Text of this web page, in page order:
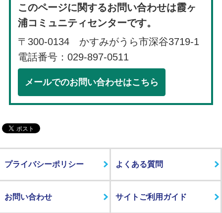
このページに関するお問い合わせは霞ヶ
浦コミュニティセンターです。
〒300-0134 かすみがうら市深谷3719-1
電話番号：029-897-0511
メールでのお問い合わせはこちら
プライバシーポリシー よくある質問
お問い合わせ サイトご利用ガイド